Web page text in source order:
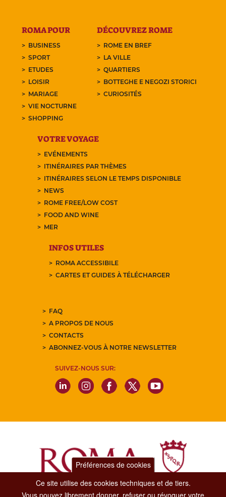
ROMA POUR
BUSINESS
SPORT
ETUDES
LOISIR
MARIAGE
VIE NOCTURNE
SHOPPING
DÉCOUVREZ ROME
ROME EN BREF
LA VILLE
QUARTIERS
BOTTEGHE E NEGOZI STORICI
CURIOSITÉS
VOTRE VOYAGE
EVÉNEMENTS
ITINÉRAIRES PAR THÈMES
ITINÉRAIRES SELON LE TEMPS DISPONIBLE
NEWS
ROME FREE/LOW COST
FOOD AND WINE
MER
INFOS UTILES
ROMA ACCESSIBILE
CARTES ET GUIDES À TÉLÉCHARGER
FAQ
A PROPOS DE NOUS
CONTACTS
ABONNEZ-VOUS À NOTRE NEWSLETTER
SUIVEZ-NOUS SUR:
Préférences de cookies
Ce site utilise des cookies techniques et de tiers.
Vous pouvez librement donner, refuser ou révoquer votre